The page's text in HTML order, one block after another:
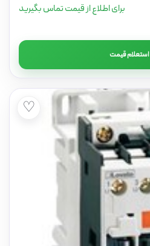
برای اطلاع از قیمت تماس بگیرید
استعلام قیمت
♡